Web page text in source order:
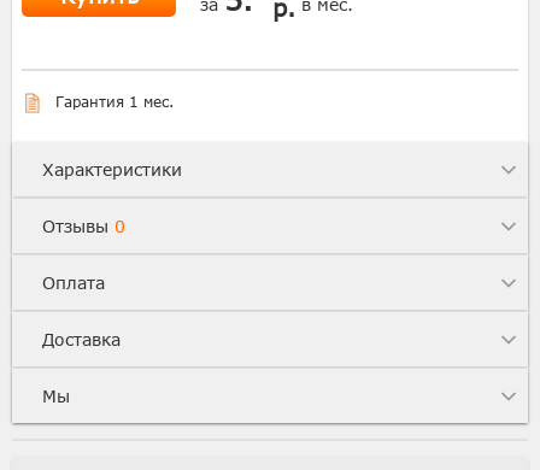
за р. в мес.
Гарантия 1 мес.
Характеристики
Отзывы 0
Оплата
Доставка
Мы